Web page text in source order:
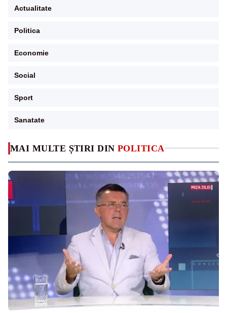
MAI MULTE ȘTIRI DIN POLITICA
Actualitate
Politica
Economie
Social
Sport
Sanatate